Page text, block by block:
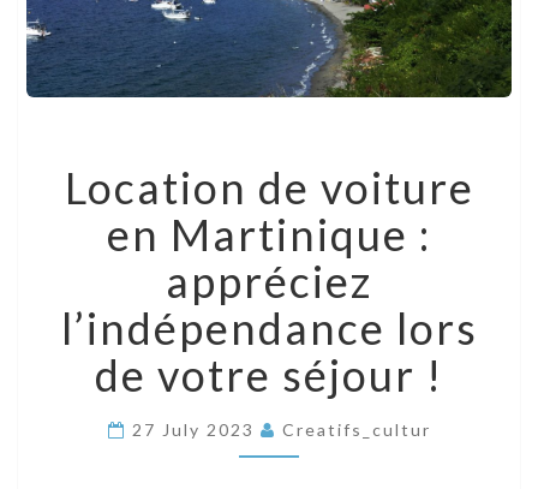
DE
VOITURE
EN
MARTINIQUE
:
APPRÉCIEZ
L’INDÉPENDANCE
LORS
DE
VOTRE
!
Location de voiture
en Martinique :
appréciez
l’indépendance lors
de votre séjour !
27 July 2023 Creatifs_cultur